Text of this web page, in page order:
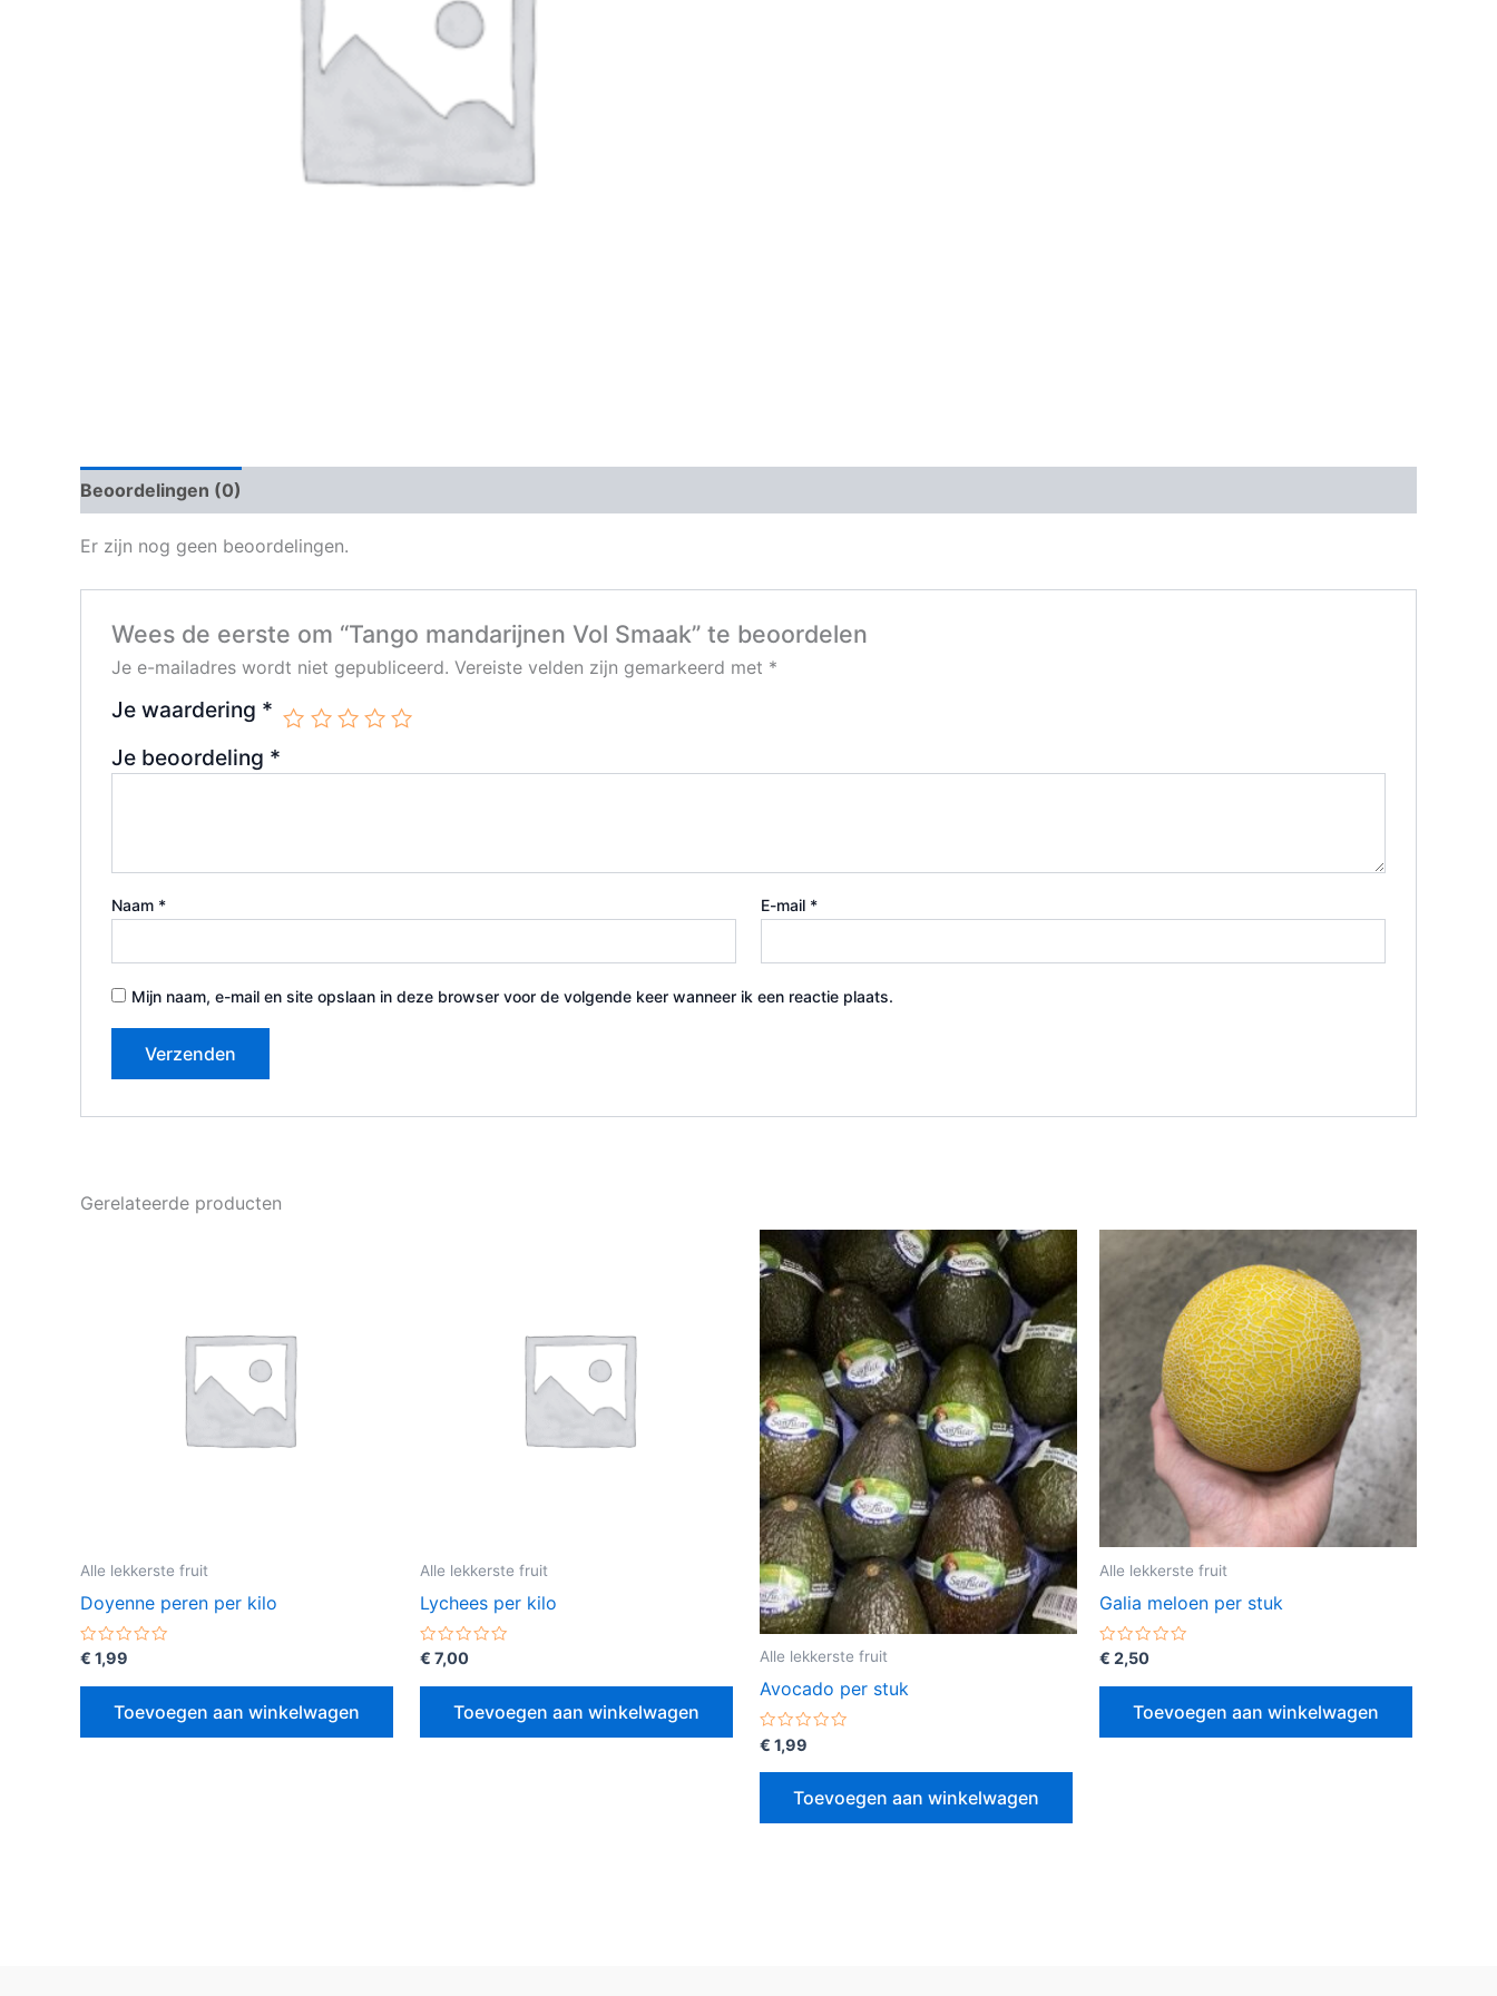
Beoordelingen (0)
Er zijn nog geen beoordelingen.
Wees de eerste om “Tango mandarijnen Vol Smaak” te beoordelen
Je e-mailadres wordt niet gepubliceerd. Vereiste velden zijn gemarkeerd met *
Je waardering *
Je beoordeling *
Naam * E-mail *
Mijn naam, e-mail en site opslaan in deze browser voor de volgende keer wanneer ik een reactie plaats.
Gerelateerde producten
Alle lekkerste fruit
Doyenne peren per kilo
Gewaardeerd
uit
€ 1,99
Toevoegen aan winkelwagen
Alle lekkerste fruit
Lychees per kilo
Gewaardeerd
uit
€ 7,00
Toevoegen aan winkelwagen
Alle lekkerste fruit
Avocado per stuk
Gewaardeerd
0
uit
€ 1,99
Toevoegen aan winkelwagen
Alle lekkerste fruit
Galia meloen per stuk
Gewaardeerd
uit
€ 2,50
Toevoegen aan winkelwagen